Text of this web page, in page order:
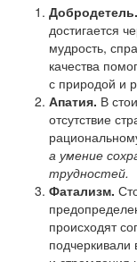
Добродетель.
достигается
мудрость,
качества
с природой и
Апатия. В
отсутствие
а умение
трудностей.
Фатализм.
происходят